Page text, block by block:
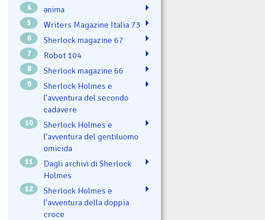
4 ənima
5 Writers Magazine Italia 73
6 Sherlock magazine 67
7 Robot 104
8 Sherlock magazine 66
9
Sherlock Holmes e
l'avventura del secondo
cadavere
10
Sherlock Holmes e
l’avventura del gentiluomo
omicida
11
Dagli archivi di Sherlock
Holmes
12
Sherlock Holmes e
l’avventura della doppia
croce